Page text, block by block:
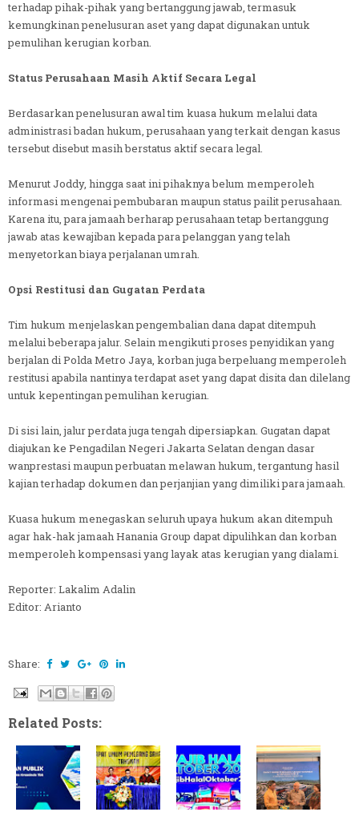
terhadap pihak-pihak yang bertanggung jawab, termasuk
kemungkinan penelusuran aset yang dapat digunakan untuk
pemulihan kerugian korban.
Status Perusahaan Masih Aktif Secara Legal
Berdasarkan penelusuran awal tim kuasa hukum melalui data
administrasi badan hukum, perusahaan yang terkait dengan kasus
tersebut disebut masih berstatus aktif secara legal.
Menurut Joddy, hingga saat ini pihaknya belum memperoleh
informasi mengenai pembubaran maupun status pailit perusahaan.
Karena itu, para jamaah berharap perusahaan tetap bertanggung
jawab atas kewajiban kepada para pelanggan yang telah
menyetorkan biaya perjalanan umrah.
Opsi Restitusi dan Gugatan Perdata
Tim hukum menjelaskan pengembalian dana dapat ditempuh
melalui beberapa jalur. Selain mengikuti proses penyidikan yang
berjalan di Polda Metro Jaya, korban juga berpeluang memperoleh
restitusi apabila nantinya terdapat aset yang dapat disita dan dilelang
untuk kepentingan pemulihan kerugian.
Di sisi lain, jalur perdata juga tengah dipersiapkan. Gugatan dapat
diajukan ke Pengadilan Negeri Jakarta Selatan dengan dasar
wanprestasi maupun perbuatan melawan hukum, tergantung hasil
kajian terhadap dokumen dan perjanjian yang dimiliki para jamaah.
Kuasa hukum menegaskan seluruh upaya hukum akan ditempuh
agar hak-hak jamaah Hanania Group dapat dipulihkan dan korban
memperoleh kompensasi yang layak atas kerugian yang dialami.
Reporter: Lakalim Adalin
Editor: Arianto
Share:
Related Posts: